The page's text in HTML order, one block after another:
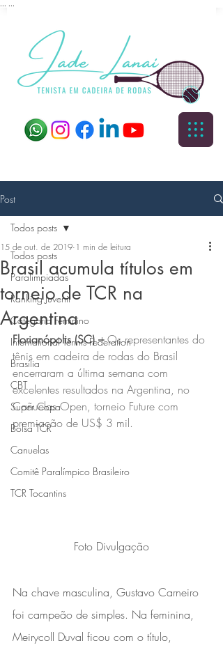
Post
Todos posts
Paralimpiadas
Ranking Juvenil
Categoria Feminino
International Tennis Federation
Brasília
CBT
Super Copa
Bolsa TCR
Canuelas
Comitê Paralímpico Brasileiro
TCR Tocantins
Todos posts
Brasil acumula títulos em
torneio de TCR na
Argentina
15 de out. de 2019 1 min de leitura
Florianópolis (SC) – Os representantes do
tênis em cadeira de rodas do Brasil
encerraram a última semana com
excelentes resultados na Argentina, no
Cañuelas Open, torneio Future com
premiação de US$ 3 mil.
Foto Divulgação
Na chave masculina, Gustavo Carneiro
foi campeão de simples. Na feminina,
Meirycoll Duval ficou com o título,